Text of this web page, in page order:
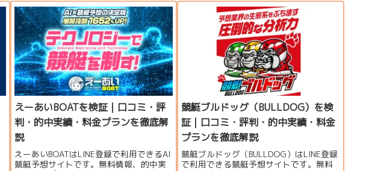
えーあいBOATを検証｜口コミ・評
判・的中実績・料金プランを徹底解
説
えーあいBOATはLINE登録で利用できるAI
競艇予想サイトです。無料情報、的中実
競艇ブルドッグ（BULLDOG）を検
証｜口コミ・評判・的中実績・料金
プランを徹底解説
競艇ブルドッグ（BULLDOG）はLINE登録
で利用できる競艇予想サイトです。無料